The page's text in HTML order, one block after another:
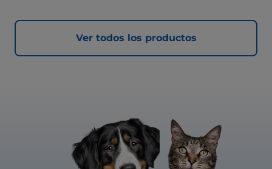
Ver todos los productos